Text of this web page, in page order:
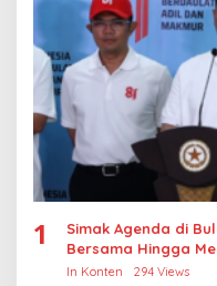
1
Simak Agenda di
Bersama Hingga
In Konten 294 Views